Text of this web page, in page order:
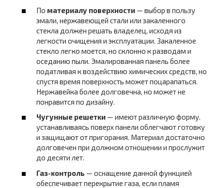
По материалу поверхности — выбор в пользу
эмали, нержавеющей стали или закаленного
стекла должен решать владелец, исходя из
легкости очищения и эксплуатации. Закаленное
стекло легко моется, но склонно к разводам и
оседанию пыли. Эмалированная панель более
податливая к воздействию химических средств, но
спустя время поверхность может поцарапаться.
Нержавейка более долговечна, но может не
понравится по дизайну.
Чугунные решетки — имеют различную форму.
устанавливаясь поверх панели облегчают готовку
и защищают от пригорания. Материал достаточно
долговечен при должном отношении и прослужит
до десяти лет.
Газ-контроль — оснащение данной функцией
обеспечивает перекрытие газа, если пламя